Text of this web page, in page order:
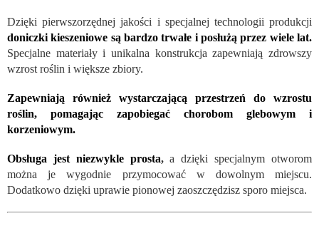
Dzięki pierwszorzędnej jakości i specjalnej technologii produkcji
doniczki kieszeniowe są bardzo trwałe i posłużą przez wiele lat.
Specjalne materiały i unikalna konstrukcja zapewniają zdrowszy
wzrost roślin i większe zbiory.
Zapewniają również wystarczającą przestrzeń do wzrostu
roślin, pomagając zapobiegać chorobom glebowym i
korzeniowym.
Obsługa jest niezwykle prosta,a dzięki specjalnym otworom
można je wygodnie przymocować w dowolnym miejscu.
Dodatkowo dzięki uprawie pionowej zaoszczędzisz sporo miejsca.